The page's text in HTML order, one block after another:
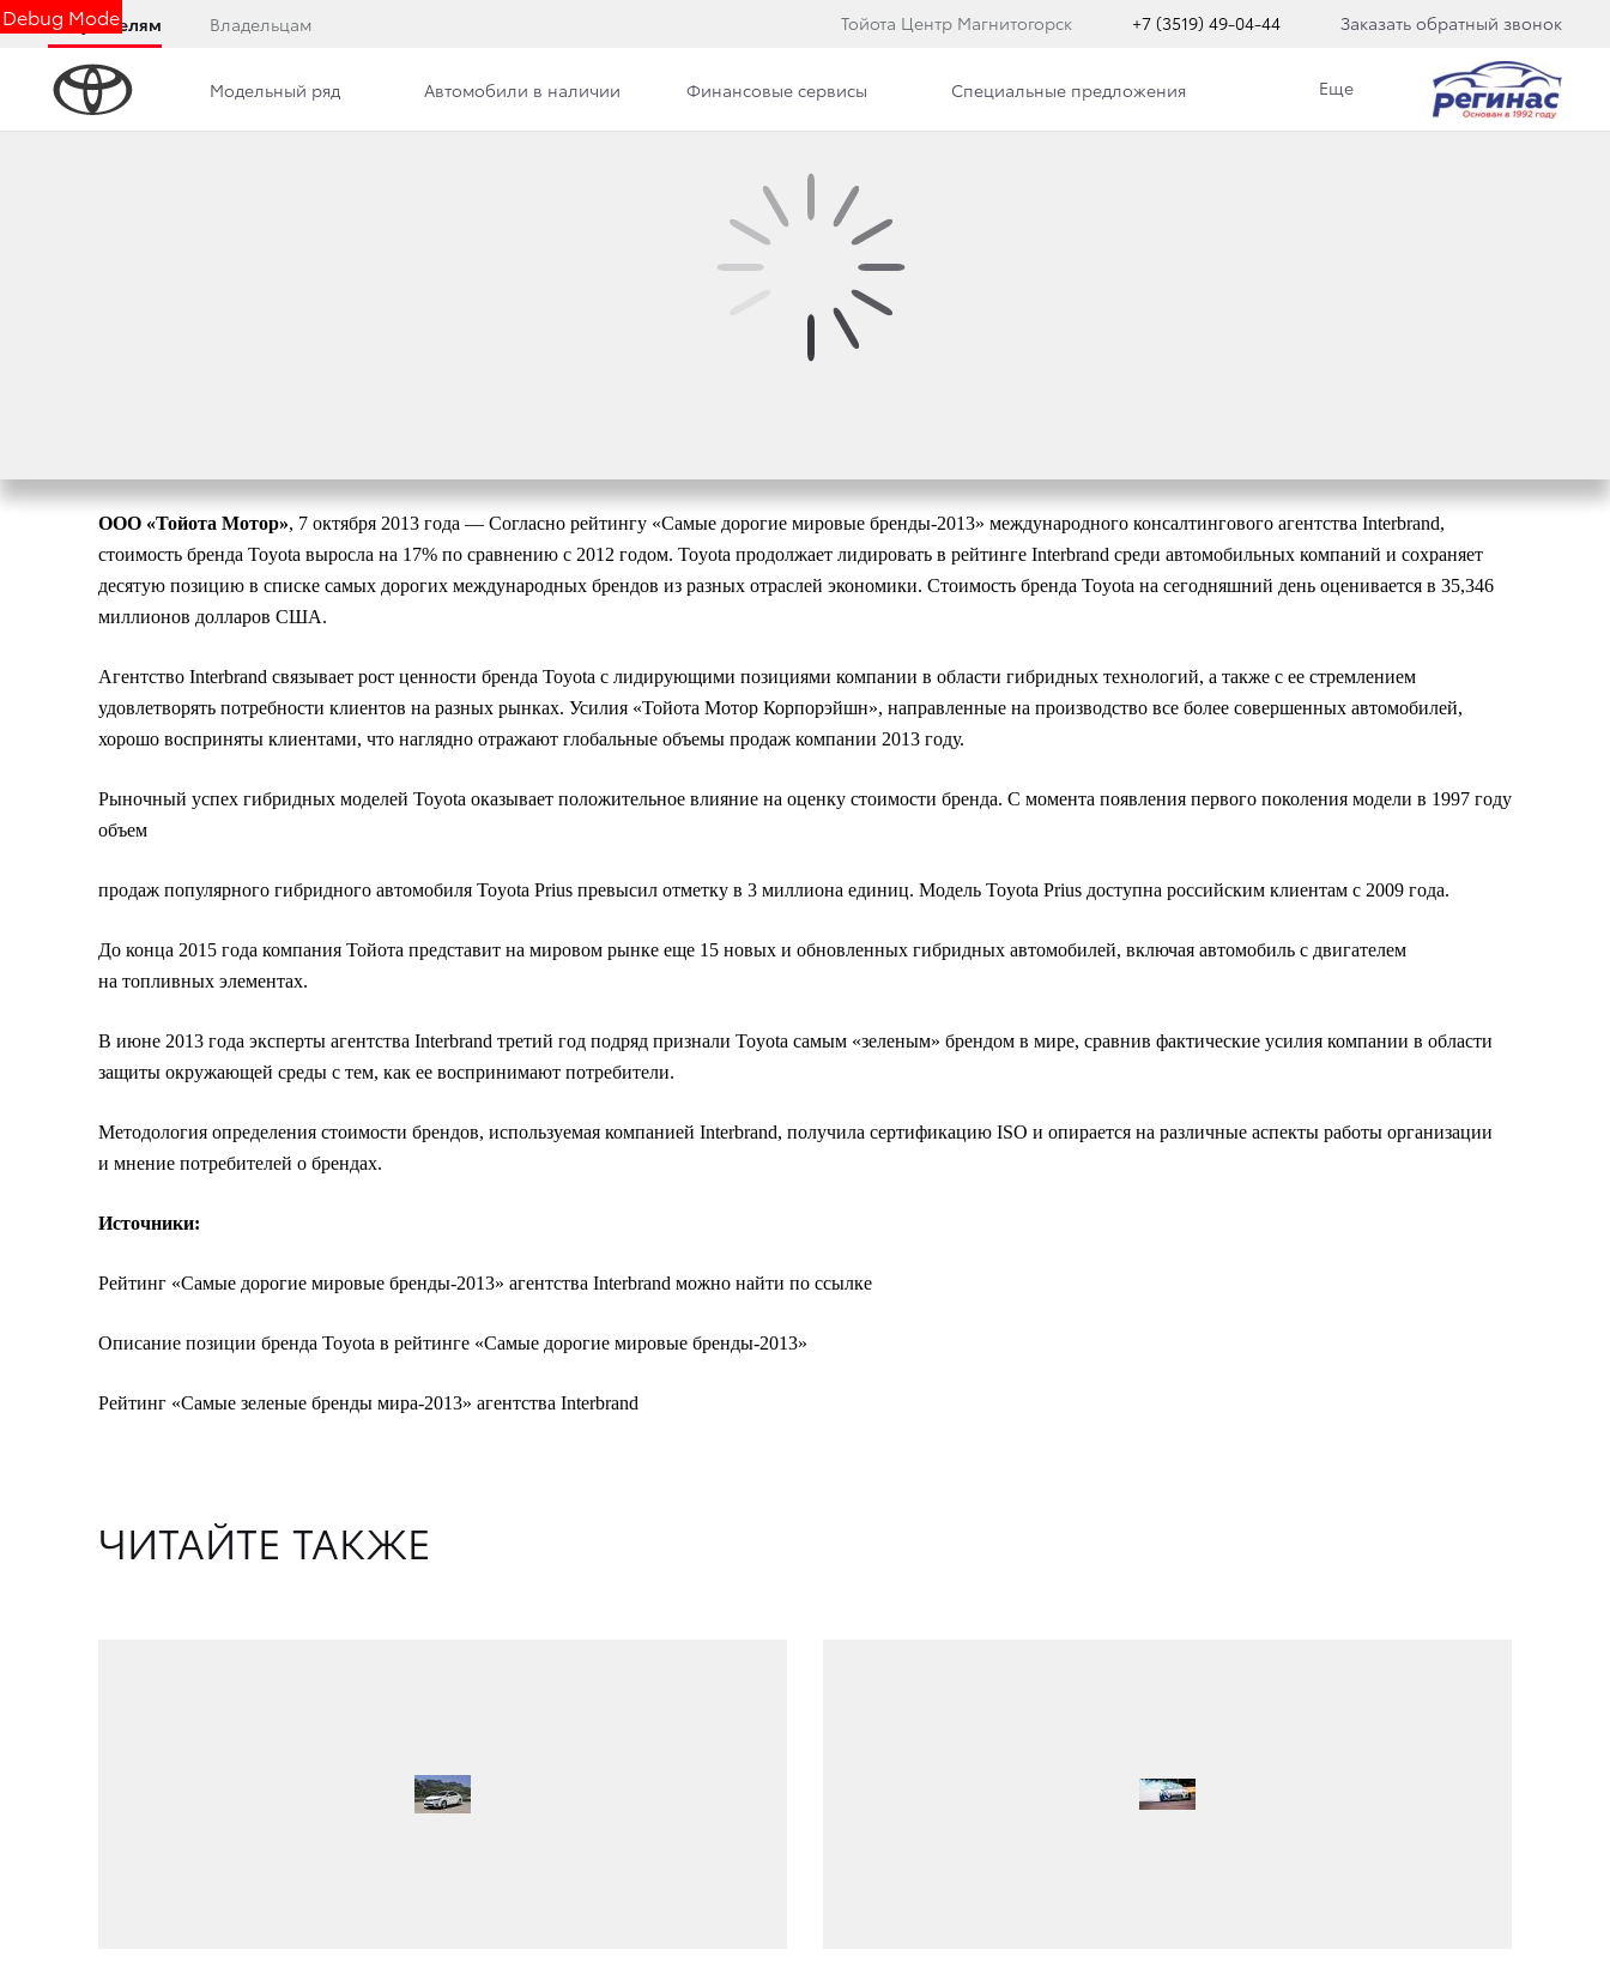
Debug Mode
Покупателям Владельцам Тойота Центр Магнитогорск +7 (3519) 49-04-44 Заказать обратный звонок
Модельный ряд Автомобили в наличии Финансовые сервисы Специальные предложения Еще
TOYOTA СНОВА ПРИЗНАНА САМЫМ ДОРОГИМ
АВТОМОБИЛЬНЫМ БРЕНДОМ В МИРЕ
ООО «Тойота Мотор», 7 октября 2013 года — Согласно рейтингу «Самые дорогие мировые бренды-2013» международного консалтингового агентства Interbrand,
стоимость бренда Toyota выросла на 17% по сравнению с 2012 годом. Toyota продолжает лидировать в рейтинге Interbrand среди автомобильных компаний и сохраняет
десятую позицию в списке самых дорогих международных брендов из разных отраслей экономики. Стоимость бренда Toyota на сегодняшний день оценивается в 35,346
миллионов долларов США.
Агентство Interbrand связывает рост ценности бренда Toyota с лидирующими позициями компании в области гибридных технологий, а также с ее стремлением
удовлетворять потребности клиентов на разных рынках. Усилия «Тойота Мотор Корпорэйшн», направленные на производство все более совершенных автомобилей,
хорошо восприняты клиентами, что наглядно отражают глобальные объемы продаж компании 2013 году.
Рыночный успех гибридных моделей Toyota оказывает положительное влияние на оценку стоимости бренда. С момента появления первого поколения модели в 1997 году
объем
продаж популярного гибридного автомобиля Toyota Prius превысил отметку в 3 миллиона единиц. Модель Toyota Prius доступна российским клиентам с 2009 года.
До конца 2015 года компания Тойота представит на мировом рынке еще 15 новых и обновленных гибридных автомобилей, включая автомобиль с двигателем
на топливных элементах.
В июне 2013 года эксперты агентства Interbrand третий год подряд признали Toyota самым «зеленым» брендом в мире, сравнив фактические усилия компании в области
защиты окружающей среды с тем, как ее воспринимают потребители.
Методология определения стоимости брендов, используемая компанией Interbrand, получила сертификацию ISO и опирается на различные аспекты работы организации
и мнение потребителей о брендах.
Источники:
Рейтинг «Самые дорогие мировые бренды-2013» агентства Interbrand можно найти по ссылке
Описание позиции бренда Toyota в рейтинге «Самые дорогие мировые бренды-2013»
Рейтинг «Самые зеленые бренды мира-2013» агентства Interbrand
ЧИТАЙТЕ ТАКЖЕ